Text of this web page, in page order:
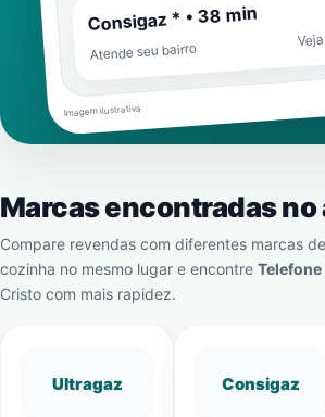
Consigaz * • 38 min
Atende seu bairro
Imagem ilustrativa
Marcas encontradas no
Compare revendas com diferentes marcas
cozinha no mesmo lugar e encontre
Cristo com mais rapidez.
Ultragaz Consigaz